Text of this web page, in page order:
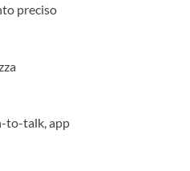
preciso
to-talk, app